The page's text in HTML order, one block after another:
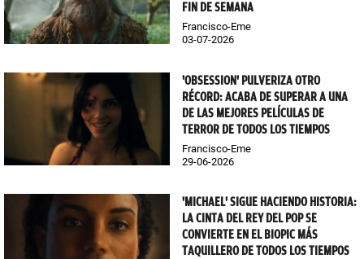
FIN DE SEMANA
Francisco-Eme
03-07-2026
'OBSESSION' PULVERIZA OTRO
RÉCORD: ACABA DE SUPERAR A UNA
DE LAS MEJORES PELÍCULAS DE
TERROR DE TODOS LOS TIEMPOS
Francisco-Eme
29-06-2026
'MICHAEL' SIGUE HACIENDO HISTORIA:
LA CINTA DEL REY DEL POP SE
CONVIERTE EN EL BIOPIC MÁS
TAQUILLERO DE TODOS LOS TIEMPOS